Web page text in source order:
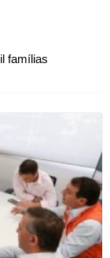
famílias